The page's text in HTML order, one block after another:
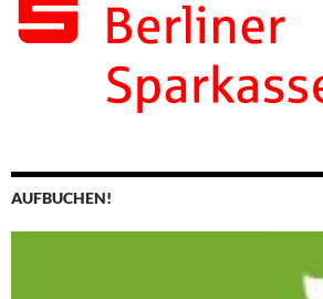
AUFBUCHEN!